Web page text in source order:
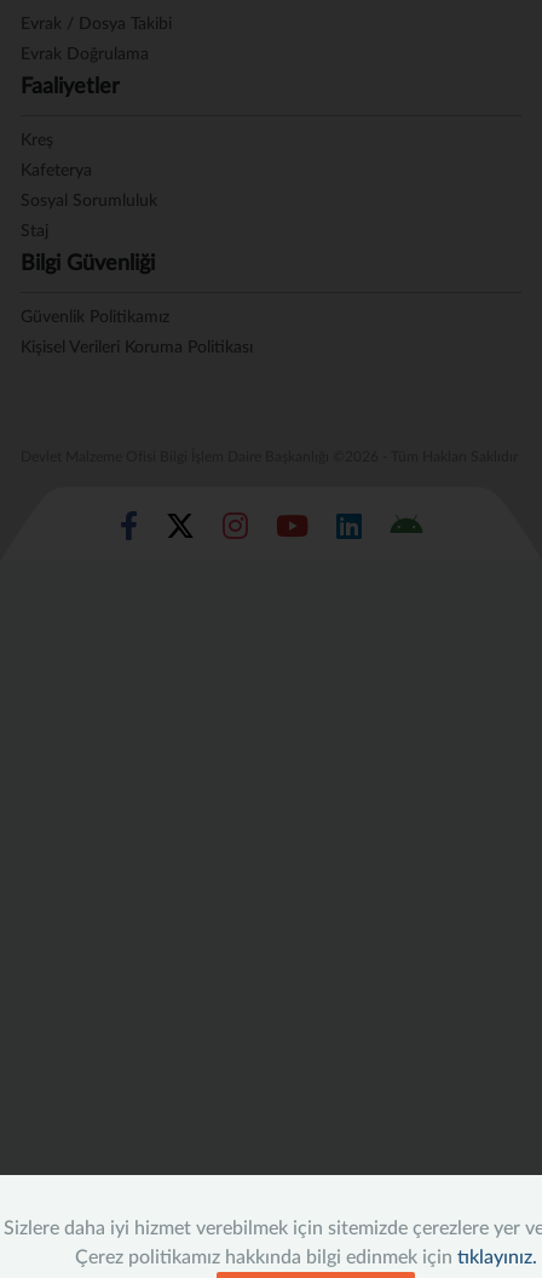
Sizlere daha iyi hizmet verebilmek için sitemizde çerezlere yer
Çerez politikamız hakkında bilgi edinmek için tıklayınız.
Evrak / Dosya Takibi
Evrak Doğrulama
Faaliyetler
Kreş
Kafeterya
Sosyal Sorumluluk
Staj
Bilgi Güvenliği
Güvenlik Politikamız
Kişisel Verileri Koruma Politikası